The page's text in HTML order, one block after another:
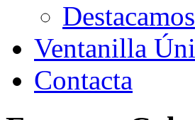
Destacamos
Ventanilla
Contacta